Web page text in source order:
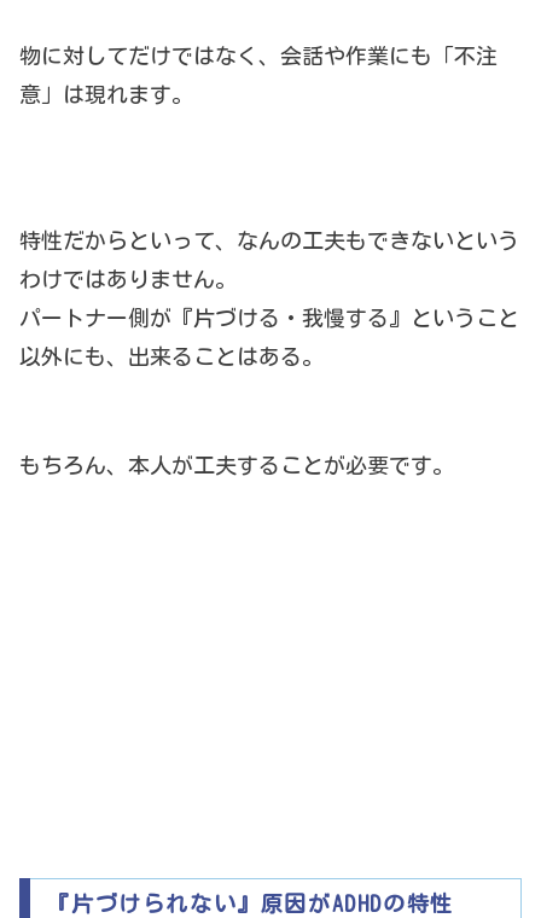
物に対してだけではなく、会話や作業にも「不注
意」は現れます。
特性だからといって、なんの工夫もできないという
わけではありません。
パートナー側が『片づける・我慢する』ということ
以外にも、出来ることはある。
もちろん、本人が工夫することが必要です。
『片づけられない』原因がADHDの特性